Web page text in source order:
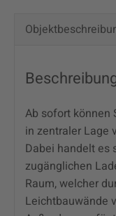
Ab sofort können
in zentraler Lage
Dabei handelt es
zugänglichen
Raum, welcher
Leichtbauwände